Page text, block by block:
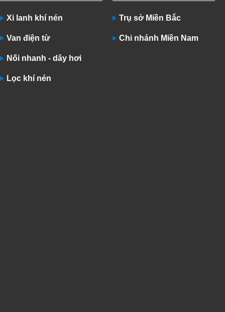
Xi lanh khí nén
Van điện từ
Nối nhanh - dây hơi
Lọc khí nén
Trụ sở Miền Bắc
Chi nhánh Miền Nam